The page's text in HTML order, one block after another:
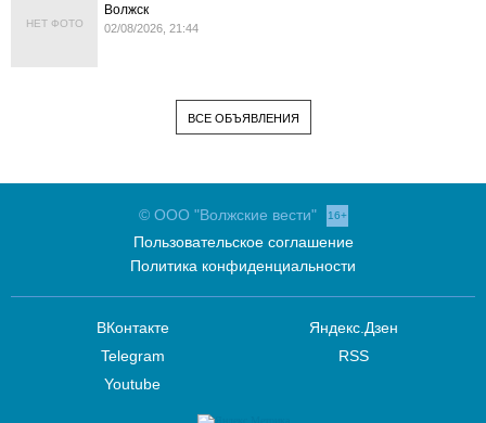
НЕТ ФОТО
Волжск
02/08/2026, 21:44
ВСЕ ОБЪЯВЛЕНИЯ
© ООО "Волжские вести" 16+
Пользовательское соглашение
Политика конфиденциальности
ВКонтакте
Telegram
Youtube
Яндекс.Дзен
RSS